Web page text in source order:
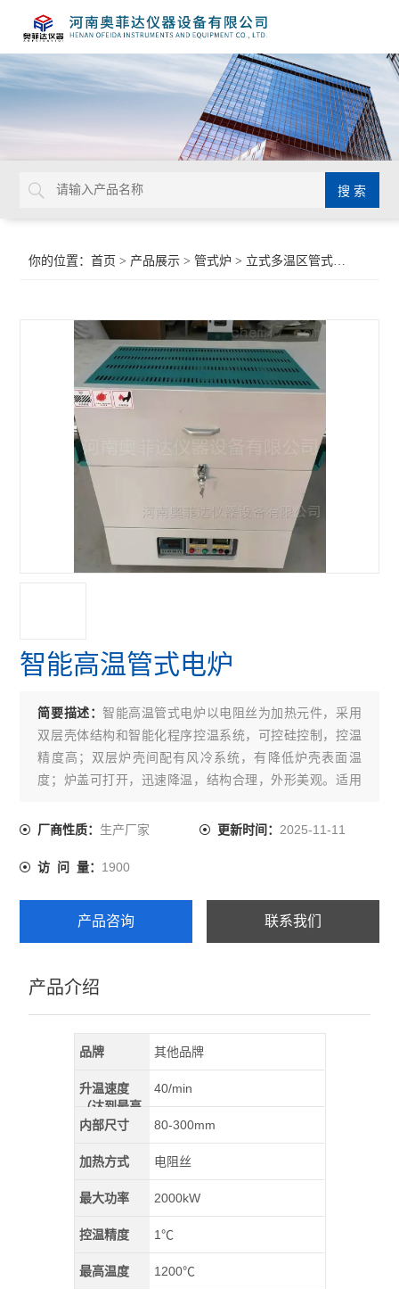
你的位置：首页 > 产品展示 >管式炉 > 立式多温区管式炉
智能高温管式电炉
简要描述：智能高温管式电炉以电阻丝为加热元件，采用
双层壳体结构和智能化程序控温系统，可控硅控制，控温
精度高；双层炉壳间配有风冷系统，有降低炉壳表面温
度；炉盖可打开，迅速降温，结构合理，外形美观。适用
原、CVD实验、真空退火等。
厂商性质： 生产厂家 更新时间： 2025-11-11
访 问 量： 1900
产品咨询 联系我们
产品介绍
品牌 其他品牌
升温速度
（达到最高
温）
40/min
内部尺寸 80-300mm
加热方式 电阻丝
最大功率 2000kW
控温精度 1℃
最高温度 1200℃